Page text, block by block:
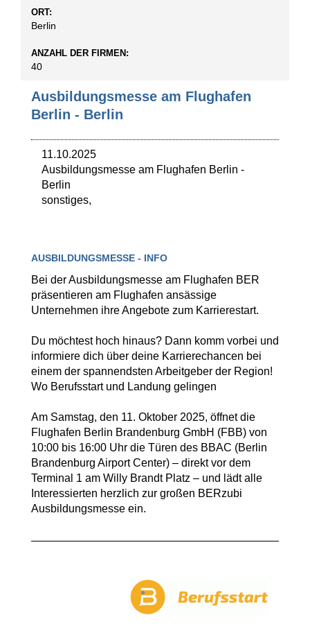
ORT:
Berlin
ANZAHL DER FIRMEN:
40
Ausbildungsmesse am Flughafen
Berlin - Berlin
11.10.2025
Ausbildungsmesse am Flughafen Berlin -
Berlin
sonstiges,
AUSBILDUNGSMESSE - INFO
Bei der Ausbildungsmesse am Flughafen BER
präsentieren am Flughafen ansässige
Unternehmen ihre Angebote zum Karrierestart.
Du möchtest hoch hinaus? Dann komm vorbei und
informiere dich über deine Karrierechancen bei
einem der spannendsten Arbeitgeber der Region!
Wo Berufsstart und Landung gelingen
Am Samstag, den 11. Oktober 2025, öffnet die
Flughafen Berlin Brandenburg GmbH (FBB) von
10:00 bis 16:00 Uhr die Türen des BBAC (Berlin
Brandenburg Airport Center) – direkt vor dem
Terminal 1 am Willy Brandt Platz – und lädt alle
Interessierten herzlich zur großen BERzubi
Ausbildungsmesse ein.